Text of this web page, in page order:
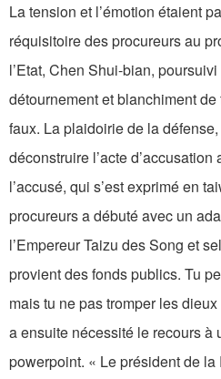
La tension et l’émotion étaient
réquisitoire des procureurs au
l’Etat, Chen Shui-bian,
détournement et blanchiment
faux. La plaidoirie de la
déconstruire l’acte
l’accusé, qui s’est exprimé en
procureurs a débuté avec un
l’Empereur Taizu des Song et
provient des fonds publics. Tu
mais tu ne pas tromper les
a ensuite nécessité le recours à
powerpoint. « Le président de